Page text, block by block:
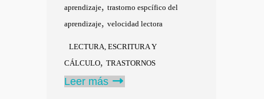
aprendizaje, trastorno espcífico del
aprendizaje, velocidad lectora
LECTURA, ESCRITURA Y
CÁLCULO, TRASTORNOS
Leer más